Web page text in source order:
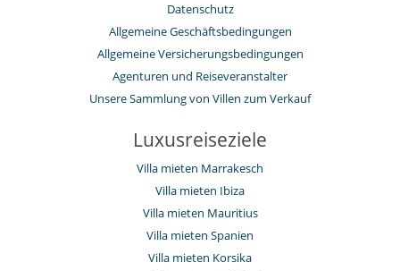
Datenschutz
Allgemeine Geschäftsbedingungen
Allgemeine Versicherungsbedingungen
Agenturen und Reiseveranstalter
Unsere Sammlung von Villen zum Verkauf
Luxusreiseziele
Villa mieten Marrakesch
Villa mieten Ibiza
Villa mieten Mauritius
Villa mieten Spanien
Villa mieten Korsika